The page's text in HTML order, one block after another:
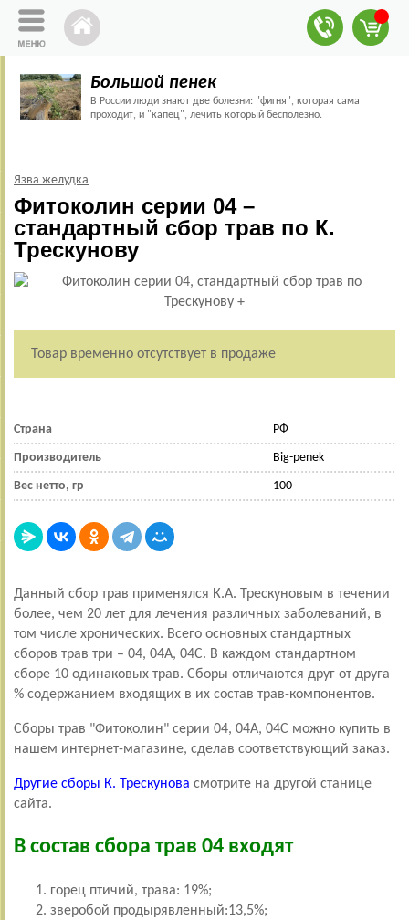
Большой пенек
В России люди знают две болезни: "фигня", которая сама
проходит, и "капец", лечить который бесполезно.
Язва желудка
Фитоколин серии 04 –
стандартный сбор трав по К.
Трескунову
Товар временно отсутствует в продаже
Страна РФ
Производитель Big-penek
Вес нетто, гр 100
Данный сбор трав применялся К.А. Трескуновым в течении
более, чем 20 лет для лечения различных заболеваний, в
том числе хронических. Всего основных стандартных
сборов трав три – 04, 04А, 04С. В каждом стандартном
сборе 10 одинаковых трав. Сборы отличаются друг от друга
% содержанием входящих в их состав трав-компонентов.
Сборы трав "Фитоколин" серии 04, 04А, 04С можно купить в
нашем интернет-магазине, сделав соответствующий заказ.
Другие сборы К. Трескунова смотрите на другой станице
сайта.
В состав сбора трав 04 входят
горец птичий, трава: 19%;
зверобой продырявленный:13,5%;